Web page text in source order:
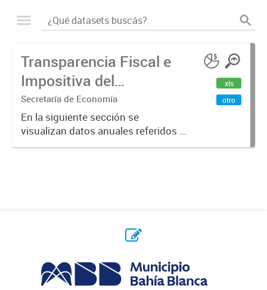
Transparencia Fiscal e
Impositiva del
Municipio. Año 2023
Secretaría de Economía
En la siguiente sección se
visualizan datos anuales referidos a
la transparencia fiscal e impositiva
xls
otro